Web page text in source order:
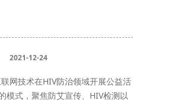
2021-12-24
网技术在HIV防治领域开展公益活
模式，聚焦防艾宣传、HIV检测以